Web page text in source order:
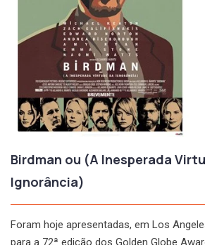
Birdman ou (A Inesperada
Ignorância)
Foram hoje apresentadas, em Los
para a 72ª edição dos Golden Globe